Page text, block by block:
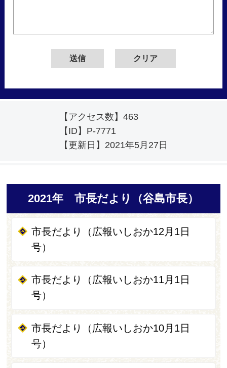
【アクセス数】 463
【ID】 P-7771
【更新日】 2021年5月27日
2021年 市長だより（谷島市長）
市長だより（広報いしおか12月1日
号）
市長だより（広報いしおか11月1日
号）
市長だより（広報いしおか10月1日
号）